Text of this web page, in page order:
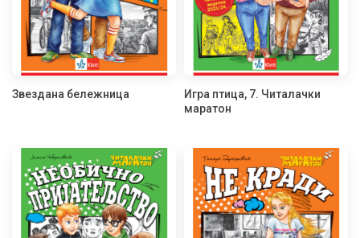
Звездана бележница
Игра птица, 7. Читалачки
маратон